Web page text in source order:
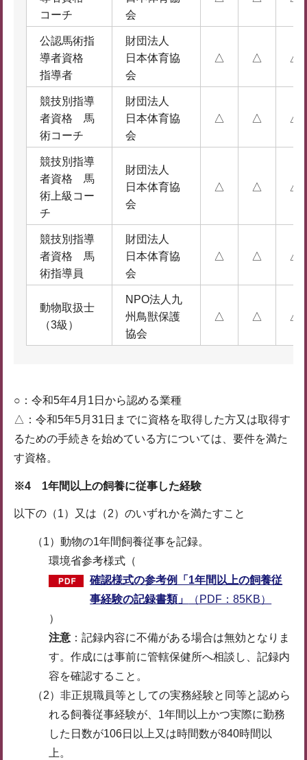
コーチ
会
公認馬術指
導者資格
指導者
財団法人
日本体育協
会
△ △ △
競技別指導
者資格 馬
術コーチ
財団法人
日本体育協
会
△ △ △
競技別指導
者資格 馬
術上級コー
チ
財団法人
日本体育協
会
△ △ △
競技別指導
者資格 馬
術指導員
財団法人
日本体育協
会
△ △ △
動物取扱士
（3級）
NPO法人九
州鳥獣保護
協会
△ △ △
○：令和5年4月1日から認める業種
△：令和5年5月31日までに資格を取得した方又は取得す
るための手続きを始めている方については、要件を満た
す資格。
※4 1年間以上の飼養に従事した経験
以下の（1）又は（2）のいずれかを満たすこと
（1）動物の1年間飼養従事を記録。
環境省参考様式（
確認様式の参考例「1年間以上の飼養従
事経験の記録書類」
（PDF：85KB）
）
注意 ：記録内容に不備がある場合は無効となりま
す。作成には事前に管轄保健所へ相談し、記録内
容を確認すること。
（2）非正規職員等としての実務経験と同等と認めら
れる飼養従事経験が、1年間以上かつ実際に勤務
した日数が106日以上又は時間数が840時間以
上。